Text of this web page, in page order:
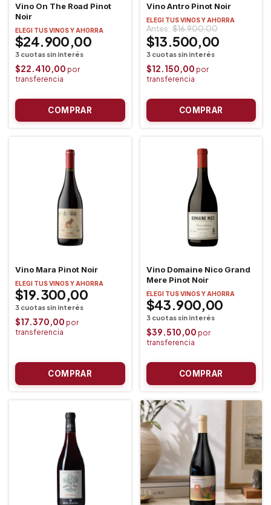
Vino On The Road Pinot
Noir
ELEGI TUS VINOS Y AHORRA
$24.900,00
$22.410,00
Vino Antro Pinot Noir
ELEGI TUS VINOS Y AHORRA
$13.500,00
$16.900,00
$12.150,00
Vino Mara Pinot Noir
ELEGI TUS VINOS Y AHORRA
$19.300,00
$17.370,00
Vino Domaine Nico Grand
Mere Pinot Noir
ELEGI TUS VINOS Y AHORRA
$43.900,00
$39.510,00